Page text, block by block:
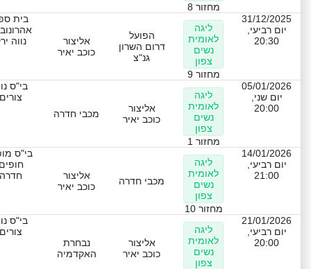
מחזור 8
31/12/2025
יום רביעי,
20:30
ליגה
לאומית
נשים
צפון
מחזור 9
הפועל
דרום השרון
גנ"צ
אליצור
כוכב יאיר
בית
נווה
05/01/2026
יום שני,
20:00
ליגה
לאומית
נשים
צפון
מחזור 1
אליצור
כוכב יאיר
מכבי חדרה
בי"ס
צורים
14/01/2026
יום רביעי,
21:00
ליגה
לאומית
נשים
צפון
מחזור 10
מכבי חדרה
אליצור
כוכב יאיר
בי"ס
חדרה
21/01/2026
יום רביעי,
20:00
ליגה
לאומית
נשים
צפון
אליצור
כוכב יאיר
נבחרת
האקדמיה
בי"ס
צורים